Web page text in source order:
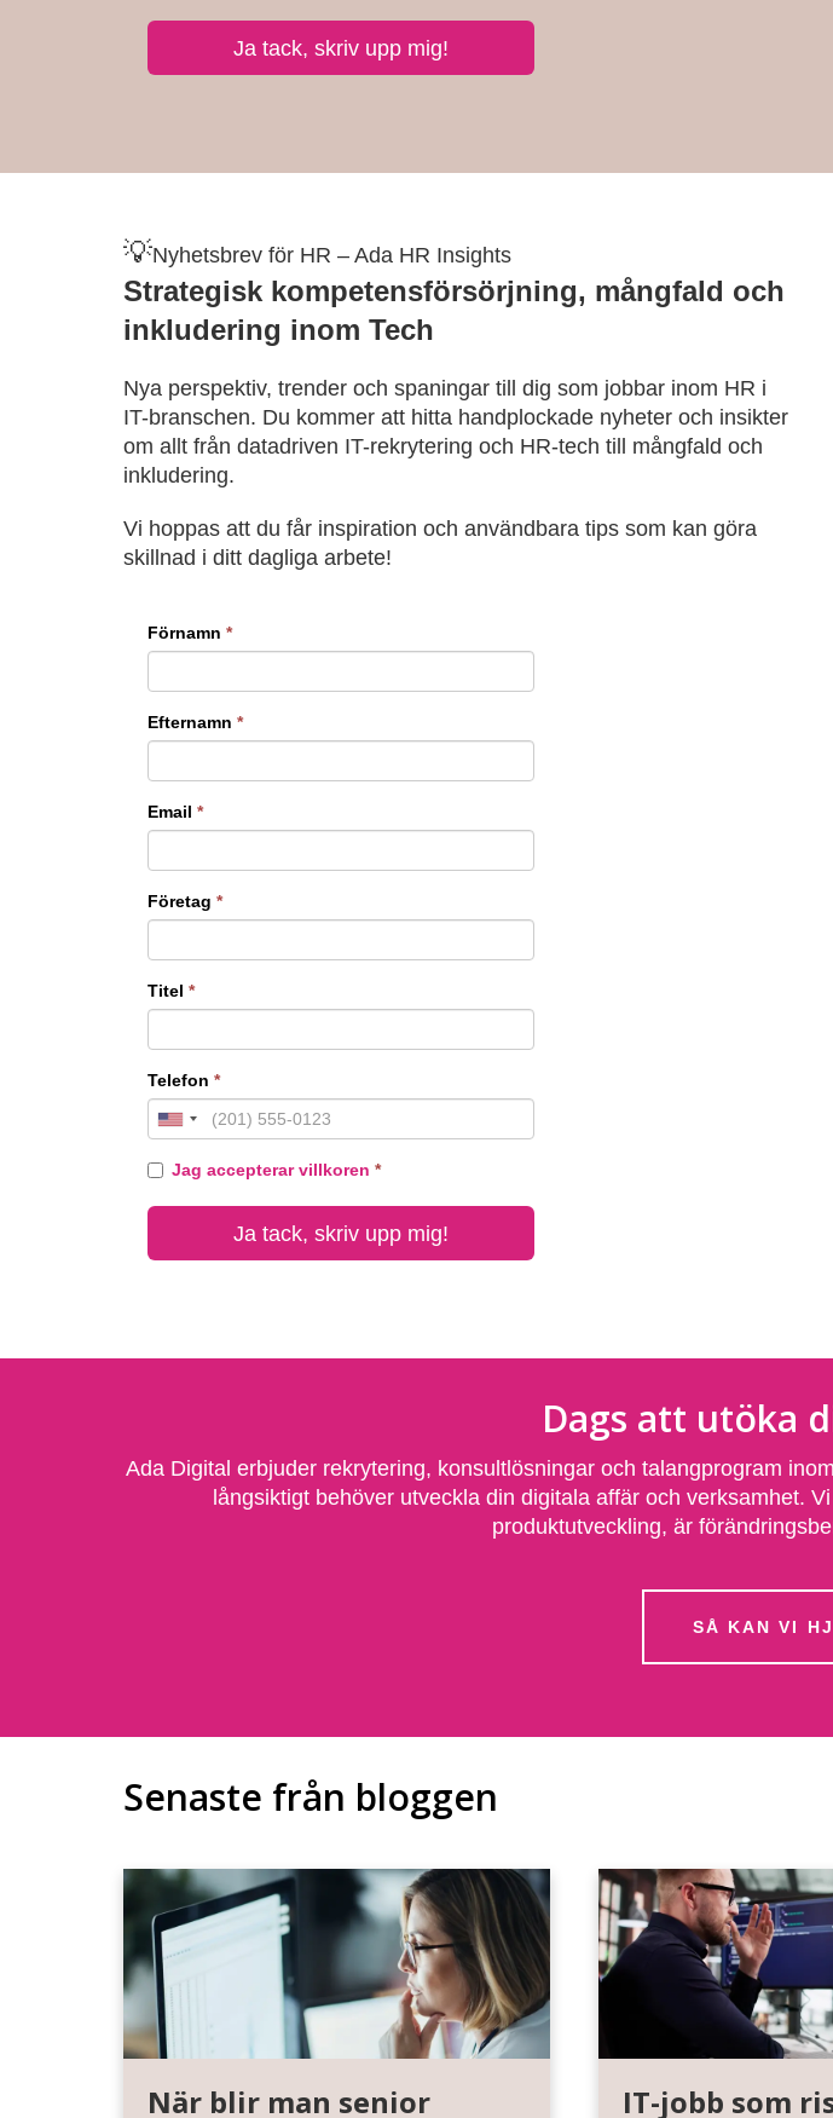
💡Nyhetsbrev för HR – Ada HR Insights
Strategisk kompetensförsörjning, mångfald och
inkludering inom Tech
Nya perspektiv, trender och spaningar till dig som jobbar inom HR i
IT-branschen. Du kommer att hitta handplockade nyheter och insikter
om allt från datadriven IT-rekrytering och HR-tech till mångfald och
inkludering.
Vi hoppas att du får inspiration och användbara tips som kan göra
skillnad i ditt dagliga arbete!
Dags att utöka
Ada Digital erbjuder rekrytering, konsultlösningar och talangprogram
långsiktigt behöver utveckla din digitala affär och verksamhet.
produktutveckling, är
SÅ KAN VI
Senaste från bloggen
När blir man senior IT-jobb som